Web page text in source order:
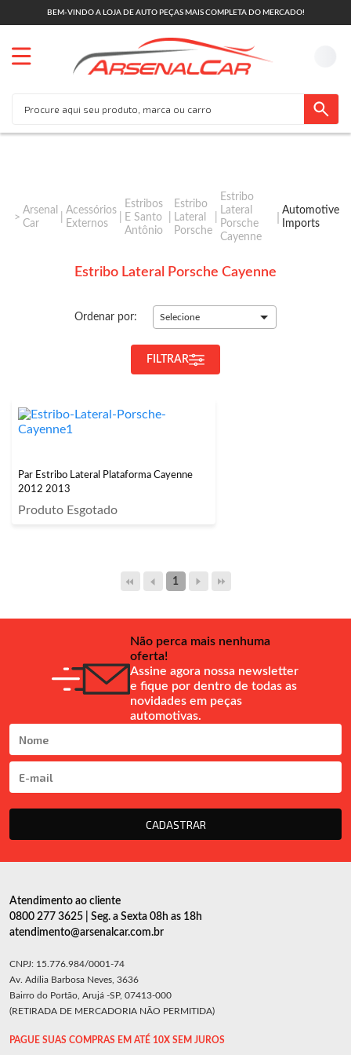
BEM-VINDO A LOJA DE AUTO PEÇAS MAIS COMPLETA DO MERCADO!
Arsenal
Car
Acessórios
Externos
Estribos
E Santo
Antônio
Estribo
Lateral
Porsche
Estribo
Lateral
Porsche
Cayenne
Automotive
Imports
Estribo Lateral Porsche Cayenne
Ordenar por: Selecione
FILTRAR
Par Estribo Lateral Plataforma Cayenne
2012 2013
Produto Esgotado
1
Não perca mais nenhuma
oferta!
Assine agora nossa newsletter
e fique por dentro de todas as
novidades em peças
automotivas.
CADASTRAR
Atendimento ao cliente
0800 277 3625 | Seg. a Sexta 08h as 18h
atendimento@arsenalcar.com.br
CNPJ: 15.776.984/0001-74
Av. Adília Barbosa Neves, 3636
Bairro do Portão, Arujá -SP, 07413-000
(RETIRADA DE MERCADORIA NÃO PERMITIDA)
PAGUE SUAS COMPRAS EM ATÉ 10X SEM JUROS